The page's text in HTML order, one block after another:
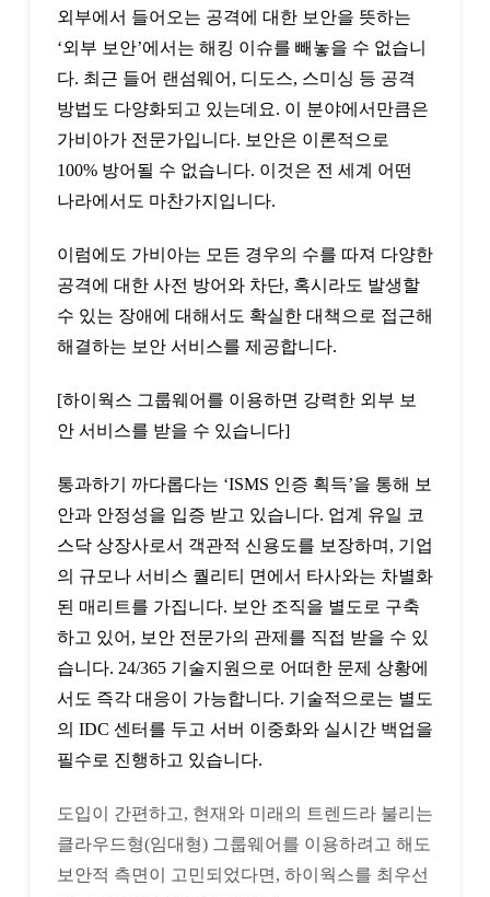
외부에서 들어오는 공격에 대한 보안을 뜻하는
‘외부 보안’에서는 해킹 이슈를 빼놓을 수 없습니
다. 최근 들어 랜섬웨어, 디도스, 스미싱 등 공격
방법도 다양화되고 있는데요. 이 분야에서만큼은
가비아가 전문가입니다. 보안은 이론적으로
100% 방어될 수 없습니다. 이것은 전 세계 어떤
나라에서도 마찬가지입니다.
이럼에도 가비아는 모든 경우의 수를 따져 다양한
공격에 대한 사전 방어와 차단, 혹시라도 발생할
수 있는 장애에 대해서도 확실한 대책으로 접근해
해결하는 보안 서비스를 제공합니다.
[하이웍스 그룹웨어를 이용하면 강력한 외부 보
안 서비스를 받을 수 있습니다]
통과하기 까다롭다는 ‘ISMS 인증 획득’을 통해 보
안과 안정성을 입증 받고 있습니다. 업계 유일 코
스닥 상장사로서 객관적 신용도를 보장하며, 기업
의 규모나 서비스 퀄리티 면에서 타사와는 차별화
된 매리트를 가집니다. 보안 조직을 별도로 구축
하고 있어, 보안 전문가의 관제를 직접 받을 수 있
습니다. 24/365 기술지원으로 어떠한 문제 상황에
서도 즉각 대응이 가능합니다. 기술적으로는 별도
의 IDC 센터를 두고 서버 이중화와 실시간 백업을
필수로 진행하고 있습니다.
도입이 간편하고, 현재와 미래의 트렌드라 불리는
클라우드형(임대형) 그룹웨어를 이용하려고 해도
보안적 측면이 고민되었다면, 하이웍스를 최우선